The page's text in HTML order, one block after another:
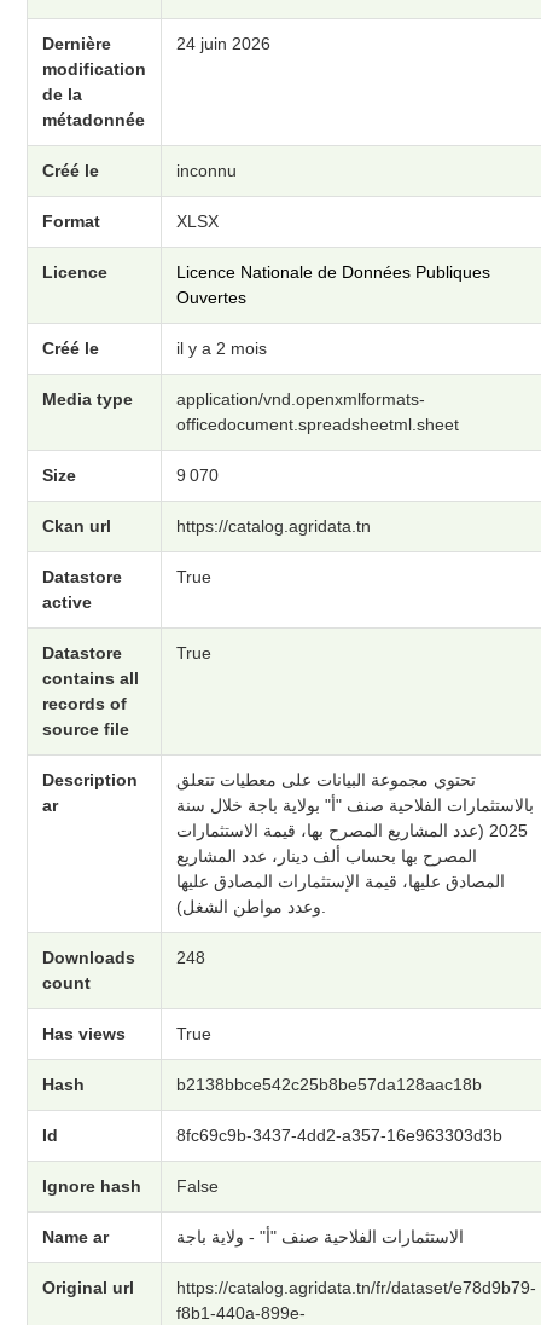
Dernière
modification
de la
métadonnée
24 juin 2026
Créé le inconnu
Format XLSX
Licence
Licence Nationale de Données Publiques
Ouvertes
Créé le il y a 2 mois
Media type
application/vnd.openxmlformats-
officedocument.spreadsheetml.sheet
Size 9 070
Ckan url https://catalog.agridata.tn
Datastore
active
True
Datastore
contains all
records of
source file
True
Description
ar
تحتوي مجموعة البيانات على معطيات تتعلق
بالاستثمارات الفلاحية صنف "أ" بولاية باجة خلال سنة
2025 (عدد المشاريع المصرح بها، قيمة الاستثمارات
المصرح بها بحساب ألف دينار، عدد المشاريع
المصادق عليها، قيمة الإستثمارات المصادق عليها
وعدد مواطن الشغل).
Downloads
count
248
Has views True
Hash b2138bbce542c25b8be57da128aac18b
Id 8fc69c9b-3437-4dd2-a357-16e963303d3b
Ignore hash False
Name ar الاستثمارات الفلاحية صنف "أ" - ولاية باجة
Original url
https://catalog.agridata.tn/fr/dataset/e78d9b79-
f8b1-440a-899e-